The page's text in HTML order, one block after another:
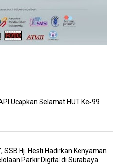
Ucapkan Selamat HUT Ke‑99
SSB Hj. Hesti Hadirkan Kenyaman
Parkir Digital di Surabaya